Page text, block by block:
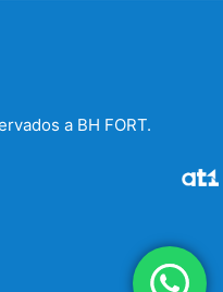
a BH FORT.